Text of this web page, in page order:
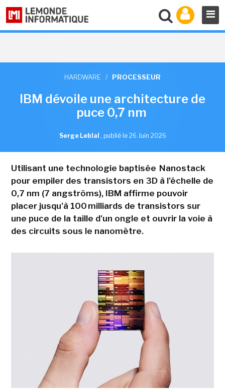
HARDWARE / PROCESSEUR
IBM dévoile une architecture de
puce 0,7 nm
Serge Leblal , publié le 26 Juin 2026
Utilisant une technologie baptisée Nanostack
pour empiler des transistors en 3D à l'échelle de
0,7 nm (7 angströms), IBM affirme pouvoir
placer jusqu'à 100 milliards de transistors sur
une puce de la taille d'un ongle et ouvrir la voie à
des circuits sous le nanomètre.